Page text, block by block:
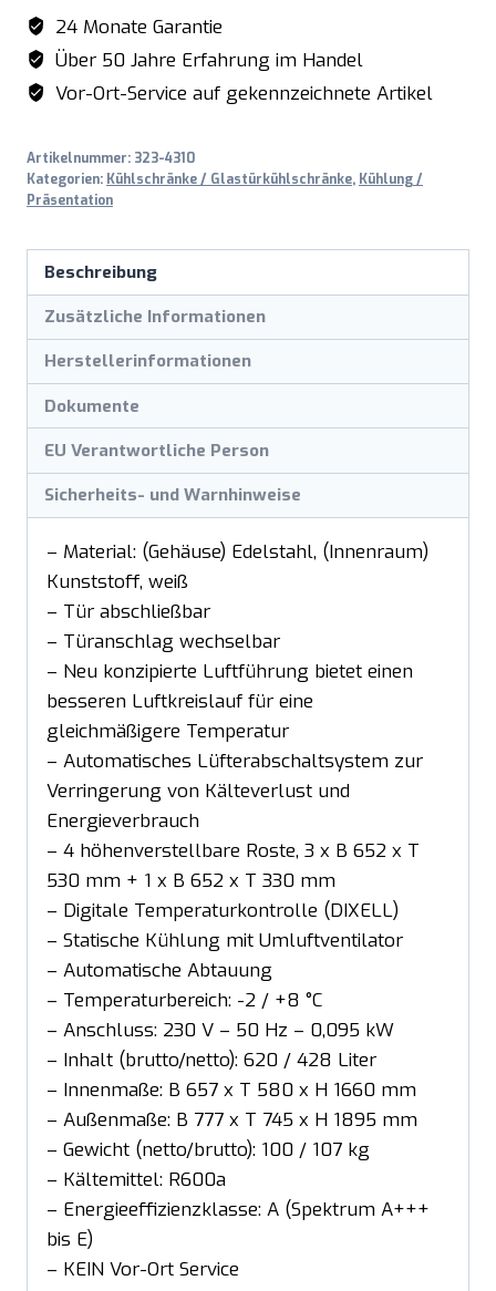
600
S/S
PRO
Menge
24 Monate Garantie
Über 50 Jahre Erfahrung im Handel
Vor-Ort-Service auf gekennzeichnete Artikel
Artikelnummer: 323-4310
Kategorien: Kühlschränke / Glastürkühlschränke, Kühlung /
Präsentation
Beschreibung
Zusätzliche Informationen
Herstellerinformationen
Dokumente
EU Verantwortliche Person
Sicherheits- und Warnhinweise
– Material: (Gehäuse) Edelstahl, (Innenraum)
Kunststoff, weiß
– Tür abschließbar
– Türanschlag wechselbar
– Neu konzipierte Luftführung bietet einen
besseren Luftkreislauf für eine
gleichmäßigere Temperatur
– Automatisches Lüfterabschaltsystem zur
Verringerung von Kälteverlust und
Energieverbrauch
– 4 höhenverstellbare Roste, 3 x B 652 x T
530 mm + 1 x B 652 x T 330 mm
– Digitale Temperaturkontrolle (DIXELL)
– Statische Kühlung mit Umluftventilator
– Automatische Abtauung
– Temperaturbereich: -2 / +8 °C
– Anschluss: 230 V – 50 Hz – 0,095 kW
– Inhalt (brutto/netto): 620 / 428 Liter
– Innenmaße: B 657 x T 580 x H 1660 mm
– Außenmaße: B 777 x T 745 x H 1895 mm
– Gewicht (netto/brutto): 100 / 107 kg
– Kältemittel: R600a
– Energieeffizienzklasse: A (Spektrum A+++
bis E)
– KEIN Vor-Ort Service